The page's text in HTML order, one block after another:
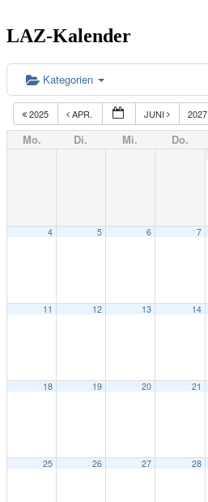
LAZ-Kalender
Kategorien
2025 APR. JUNI 2027
Mo. Di. Mi. Do.
4 5 6 7
11 12 13 14
18 19 20 21
25 26 27 28